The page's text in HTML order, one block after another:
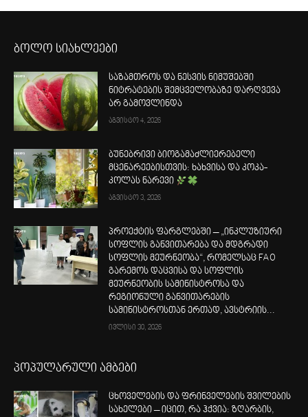
ბოლო სიახლეები
საზამთროს და ნესვის ნიმუშებში
ნიტრატების შემცველობაზე დარღვევა
არ გამოვლინდა
აგვისტო 4, 2026
ბუნებრივი ბიოგამაძლიერებელი
მცენარეებისთვის: ხახვისა და კოკა-
კოლას ნარევი
აგვისტო 3, 2026
პროექტის ფარგლებში – „ინკლუზიური
სოფლის განვითარება და მდგრადი
სოფლის მეურნეობა“, რომელსაც FAO
გარემოს დაცვისა და სოფლის
მეურნეობის სამინისტროსა და
რეგიონული განვითარების
სამინისტროსთან ერთად, ავსტრიის...
ივლისი 30, 2026
პოპულარული ამბები
ცხოველების და ფრინველების შვილების
სახელები – იცით, რა ჰქვია: ზღარბის,